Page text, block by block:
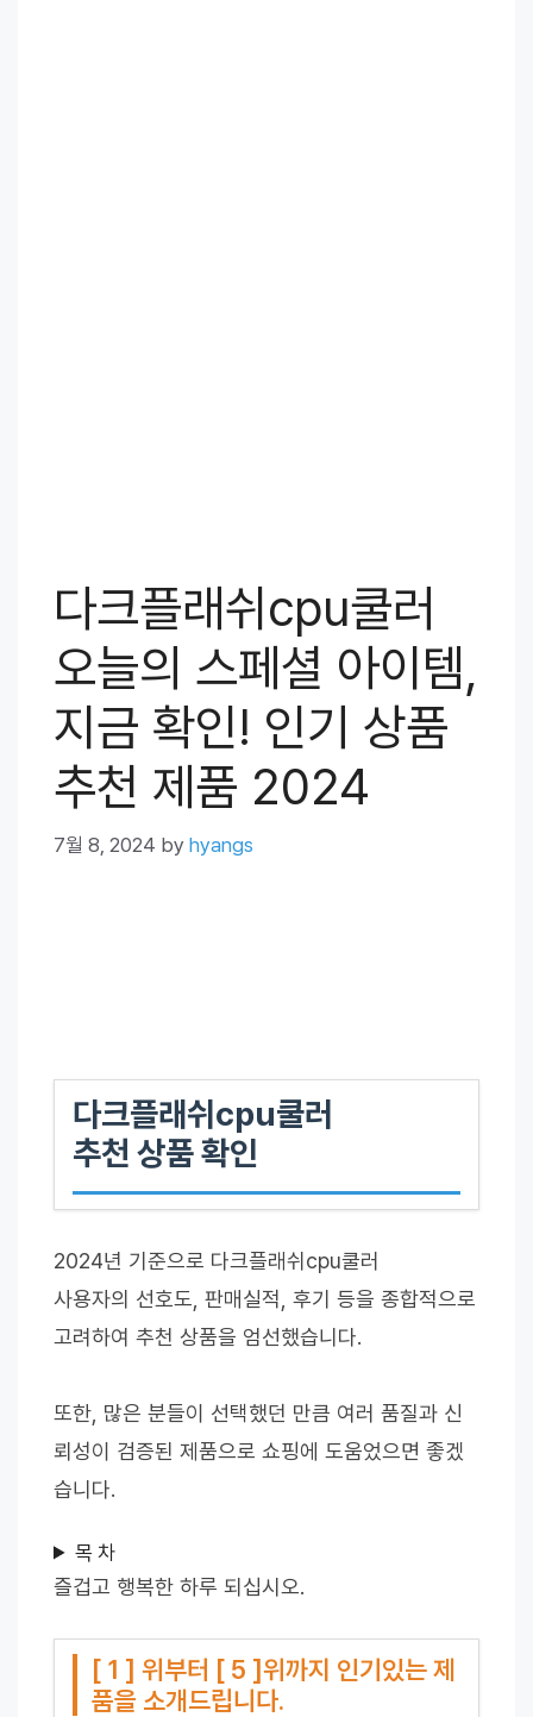
다크플래쉬cpu쿨러
오늘의 스페셜 아이템,
지금 확인! 인기 상품
추천 제품 2024
7월 8, 2024 by hyangs
다크플래쉬cpu쿨러
추천 상품 확인
2024년 기준으로 다크플래쉬cpu쿨러
사용자의 선호도, 판매실적, 후기 등을 종합적으로
고려하여 추천 상품을 엄선했습니다.
또한, 많은 분들이 선택했던 만큼 여러 품질과 신
뢰성이 검증된 제품으로 쇼핑에 도움었으면 좋겠
습니다.
목 차
즐겁고 행복한 하루 되십시오.
[ 1 ] 위부터 [ 5 ]위까지 인기있는 제
품을 소개드립니다.